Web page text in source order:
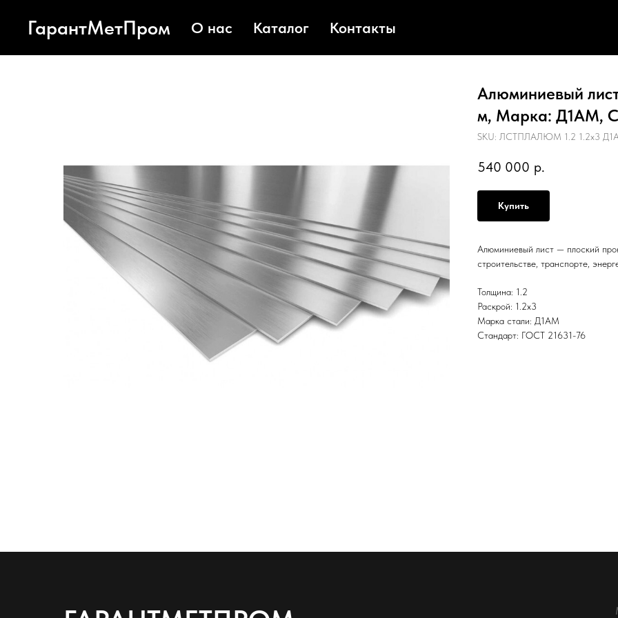
ГарантМетПром О нас Каталог Контакты
Алюминиевый
м, Марка: Д1АМ,
SKU: ЛСТПЛАЛЮМ 1.2 1.2х3
540 000 р.
Купить
Алюминиевый лист — плоский
строительстве, транспорте,
Толщина: 1.2
Раскрой: 1.2х3
Марка стали: Д1АМ
Стандарт: ГОСТ 21631-76